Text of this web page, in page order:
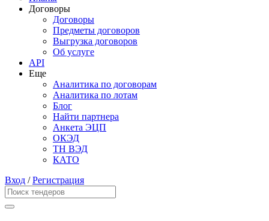
Договоры
Договоры
Предметы договоров
Выгрузка договоров
Об услуге
API
Еще
Аналитика по договорам
Аналитика по лотам
Блог
Найти партнера
Анкета ЭЦП
ОКЭД
ТН ВЭД
КАТО
Вход /Регистрация